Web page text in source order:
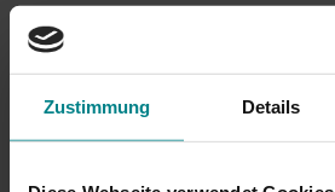
Zustimmung Details